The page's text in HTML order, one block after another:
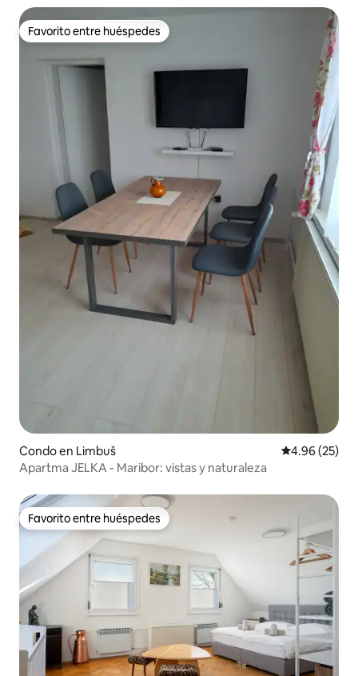
Favorito entre huéspedes
Favorito entre huéspedes
Condo en Limbuš Calificación
4.96 (25)
Apartma JELKA - Maribor: vistas y naturaleza
Favorito entre huéspedes
Favorito entre huéspedes